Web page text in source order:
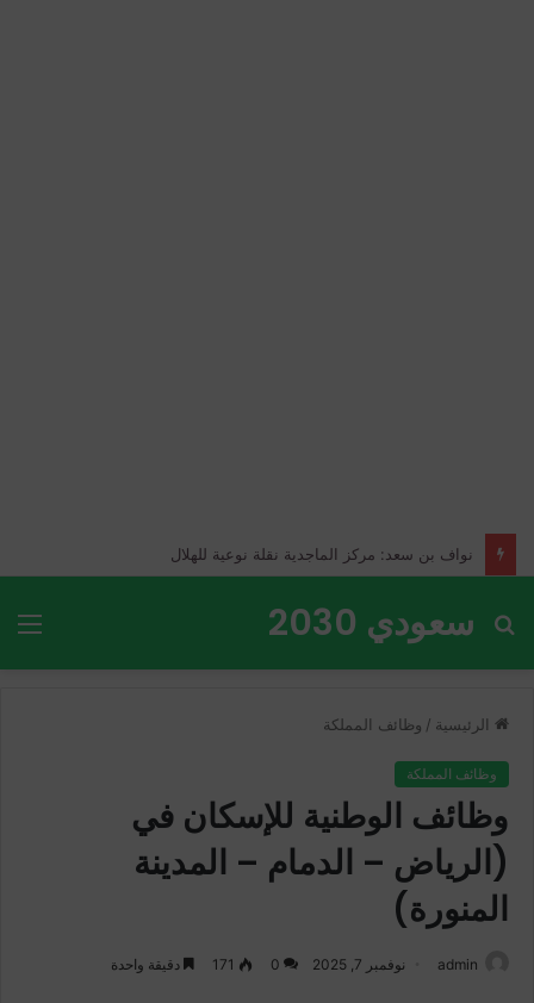
نواف بن سعد: مركز الماجدية نقلة نوعية للهلال
سعودي 2030
بحث
الرئيسية / وظائف المملكة
وظائف المملكة
وظائف الوطنية للإسكان في
(الرياض – الدمام – المدينة
المنورة)
admin نوفمبر 7, 2025 0
171 دقيقة واحدة